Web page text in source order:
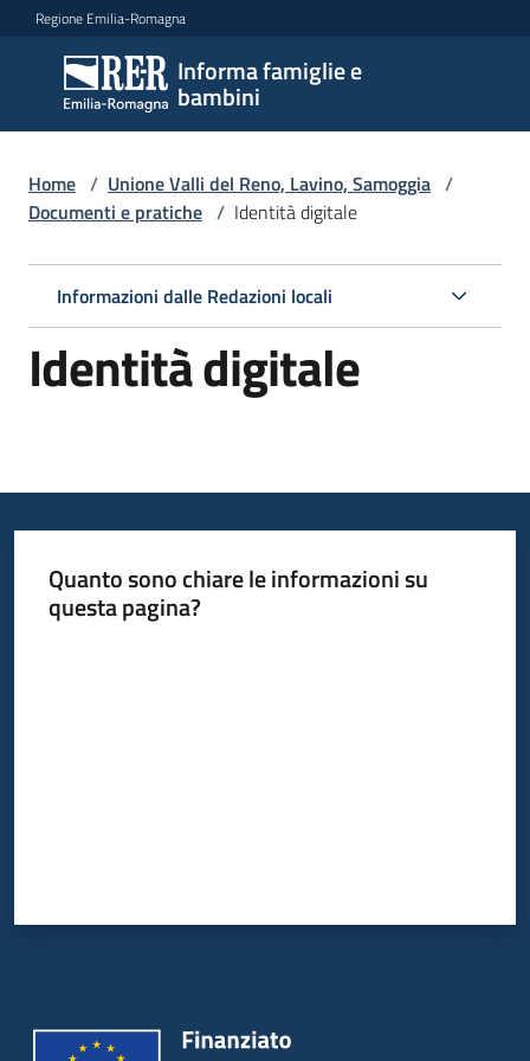
Vai al contenuto
Vai alla navigazione
Vai al footer
Regione Emilia-Romagna
Informa famiglie e
bambini
Informa
famiglie
e
bambini
Argomenti
Servizi
le
Informazioni
Home / Unione Valli del Reno, Lavino, Samoggia /
Documenti e pratiche / Identità digitale
Informazioni dalle Redazioni locali
Identità digitale
Quanto sono chiare le informazioni su
questa pagina?